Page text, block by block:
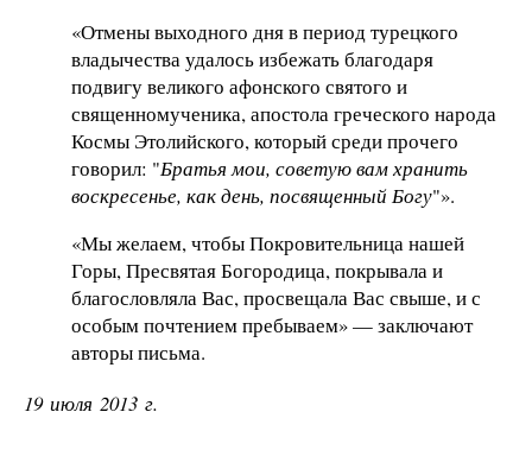
«Отмены выходного дня в период турецкого
владычества удалось избежать благодаря
подвигу великого афонского святого и
священномученика, апостола греческого народа
Космы Этолийского, который среди прочего
говорил: "Братья мои, советую вам хранить
воскресенье, как день, посвященный Богу"».
«Мы желаем, чтобы Покровительница нашей
Горы, Пресвятая Богородица, покрывала и
благословляла Вас, просвещала Вас свыше, и с
особым почтением пребываем» — заключают
авторы письма.
19 июля 2013 г.